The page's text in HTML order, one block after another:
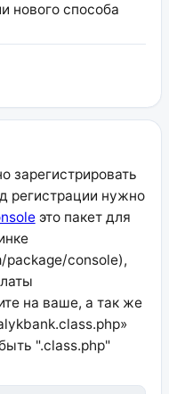
нового способа
зарегистрировать
регистрации нужно
это пакет для
console),
на ваше, а так же
".class.php"